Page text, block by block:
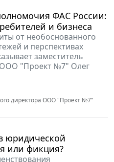
образований "Гильдия российских
выбираем
недвижимости в
подбору оптимального
жилья делится
Корпорации
Екатерина Авдеева.